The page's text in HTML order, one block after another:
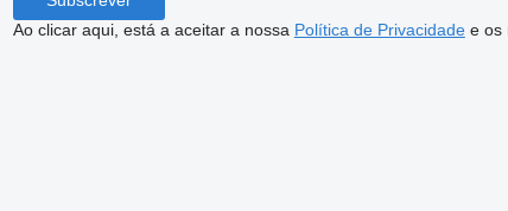
Ao clicar aqui, está a aceitar a nossa Política de Privacidadee os